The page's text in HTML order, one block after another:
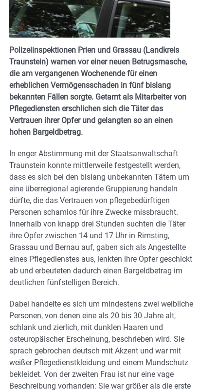
Polizeiinspektionen Prien und Grassau (Landkreis
Traunstein) warnen vor einer neuen Betrugsmasche,
die am vergangenen Wochenende für einen
erheblichen Vermögensschaden in fünf bislang
bekannten Fällen sorgte. Getarnt als Mitarbeiter von
Pflegediensten erschlichen sich die Täter das
Vertrauen ihrer Opfer und gelangten so an einen
hohen Bargeldbetrag.
In enger Abstimmung mit der Staatsanwaltschaft
Traunstein konnte mittlerweile festgestellt werden,
dass es sich bei den bislang unbekannten Tätern um
eine überregional agierende Gruppierung handeln
dürfte, die das Vertrauen von pflegebedürftigen
Personen schamlos für ihre Zwecke missbraucht.
Innerhalb von knapp drei Stunden suchten die Täter
ihre Opfer zwischen 14 und 17 Uhr in Rimsting,
Grassau und Bernau auf, gaben sich als Angestellte
eines Pflegedienstes aus, lenkten ihre Opfer geschickt
ab und erbeuteten dadurch einen Bargeldbetrag im
deutlichen fünfstelligen Bereich.
Dabei handelte es sich um mindestens zwei weibliche
Personen, von denen eine als 20 bis 30 Jahre alt,
schlank und zierlich, mit dunklen Haaren und
osteuropäischer Erscheinung, beschrieben wird. Sie
sprach gebrochen deutsch mit Akzent und war mit
weißer Pflegedienstkleidung und einem Mundschutz
bekleidet. Von der zweiten Frau ist nur eine vage
Beschreibung vorhanden: Sie war größer als die erste